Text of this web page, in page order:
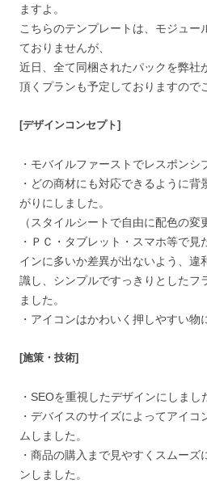
ますよ。
こちらのテンプレートは、モジュー
ておりませんが、
近日、全て同梱されたパックを弊社
頂くプランも予定しておりますので
[デザインコンセプト]
・モバイルファーストでレスポンシ
・どの商材にも対応できるように背
がりにしました。
（スタイルシートで自由に配色の変
・ＰＣ・タブレット・スマホ等で
インに多いか差異が出ないよう、違
識し、シンプルですっきりとしたフ
ました。
・アイコンはかわいく押しやすい物
[施策・技術]
・SEOを重視したデザインにしまし
・デバイスのサイズによってアイコ
ムしました。
・商品の購入まで見やすくスムーズ
ンしました。